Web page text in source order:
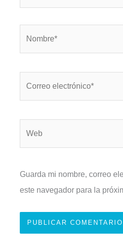
Guarda mi nombre, correo
este navegador para la